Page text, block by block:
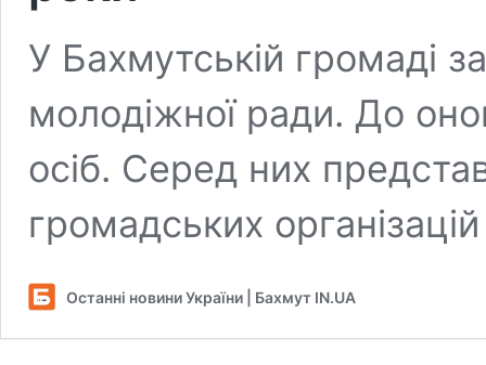
У Бахмутській громаді
молодіжної ради. До
осіб. Серед них
громадських
Останні новини України | Бахмут IN.UA